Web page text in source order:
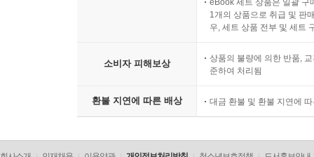
eBook 세트 상품은 일괄 구
1개의 상품으로 취급 및 판
우, 세트 상품 전부 및 세트
소비자 피해보상
상품의 불량에 의한 반품,
준하여 처리됨
환불 지연에 따른 배상 대금 환불 및 환불 지연에